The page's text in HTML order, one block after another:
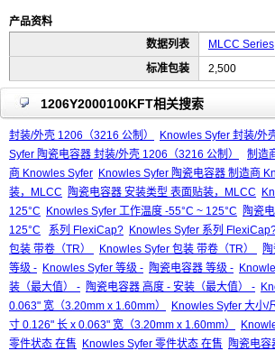
产品资料
数据列表
MLCC
标准包装
2,500
1206Y2000100KFT相关搜索
封装/外壳 1206（3216 公制） Knowles Syfer 封装/外
Syfer 陶瓷电容器 封装/外壳 1206（3216 公制）
制造
商 Knowles Syfer Knowles Syfer 陶瓷电容器 制造商
装，MLCC
陶瓷电容器 安装类型 表面贴装，MLCC
125°C
Knowles Syfer 工作温度 -55°C ~ 125°C
陶瓷
125°C
系列 FlexiCap? Knowles Syfer 系列
包装 带卷（TR）
Knowles Syfer 包装 带卷（TR）
等级 - Knowles Syfer 等级 - 陶瓷电容器 等级 -
装（最大值） - 陶瓷电容器 高度 - 安装（最大值） -
0.063" 宽（3.20mm x 1.60mm）
Knowles Syfer 大小/
寸 0.126" 长 x 0.063" 宽（3.20mm x 1.60mm）
零件状态 在售
Knowles Syfer 零件状态 在售 陶瓷电容